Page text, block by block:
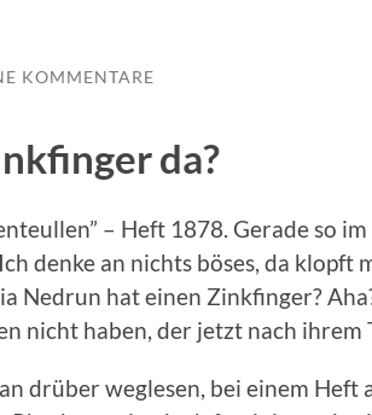
KOMMENTARE
da?
– Heft 1878. Gerade so
denke an nichts böses, da klopft
Nedrun hat einen Zinkfinger?
nicht haben, der jetzt nach ihrem
drüber weglesen, bei einem Heft